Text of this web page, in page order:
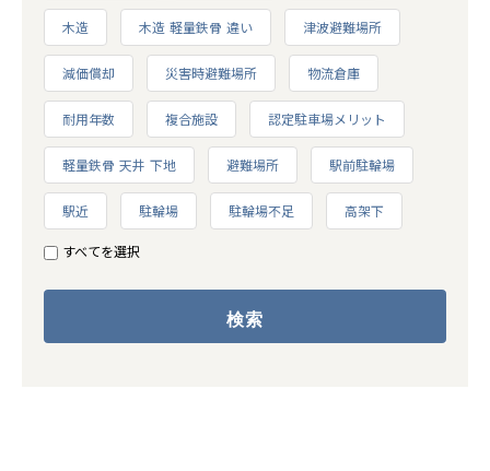
木造 木造 軽量鉄骨 違い 津波避難場所
減価償却 災害時避難場所 物流倉庫
耐用年数 複合施設 認定駐車場メリット
軽量鉄骨 天井 下地 避難場所 駅前駐輪場
駅近 駐輪場 駐輪場不足 高架下
すべてを選択